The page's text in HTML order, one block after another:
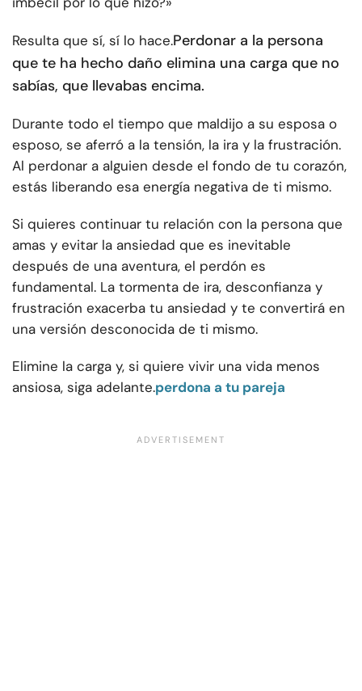
Resulta que sí, sí lo hace.Perdonar a la persona
que te ha hecho daño elimina una carga que no
sabías, que llevabas encima.
Durante todo el tiempo que maldijo a su esposa o
esposo, se aferró a la tensión, la ira y la frustración.
Al perdonar a alguien desde el fondo de tu corazón,
estás liberando esa energía negativa de ti mismo.
Si quieres continuar tu relación con la persona que
amas y evitar la ansiedad que es inevitable
después de una aventura, el perdón es
fundamental. La tormenta de ira, desconfianza y
frustración exacerba tu ansiedad y te convertirá en
una versión desconocida de ti mismo.
Elimine la carga y, si quiere vivir una vida menos
ansiosa, siga adelante.perdona a tu pareja